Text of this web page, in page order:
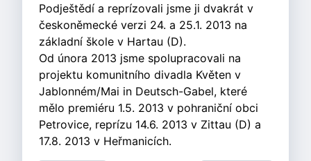
Podještědí a reprízovali jsme ji dvakrát v
českoněmecké verzi 24. a 25.1. 2013 na
základní škole v Hartau (D).
Od února 2013 jsme spolupracovali na
projektu komunitního divadla Květen v
Jablonném/Mai in Deutsch-Gabel, které
mělo premiéru 1.5. 2013 v pohraniční obci
Petrovice, reprízu 14.6. 2013 v Zittau (D) a
17.8. 2013 v Heřmanicích.